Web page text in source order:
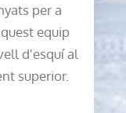
per a
equip
d'esquí al
superior.